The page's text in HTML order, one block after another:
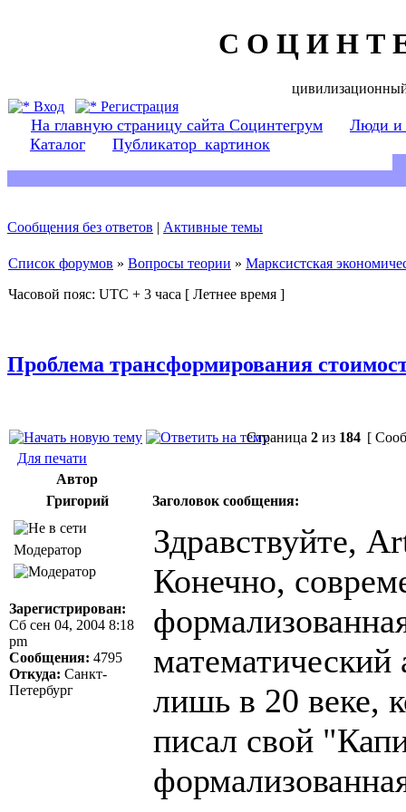
С О Ц И Н Т
Вход
Регистрация
На главную страницу сайта Социнтегрум
Люди и
Каталог
Публикатор_картинок
Сообщения без ответов | Активные темы
Список форумов » Вопросы теории » Марксистская
Часовой пояс: UTC + 3 часа [ Летнее время ]
Проблема трансформирования
Страница 2 из 184 [
Для печати
Автор
Григорий
Заголовок сообщения:
Модератор
Зарегистрирован:
Сб сен 04, 2004 8:18
pm
Сообщения: 4795
Откуда: Санкт-
Петербург
Здравствуйте,
Конечно,
математический
лишь в 20 веке,
писал свой